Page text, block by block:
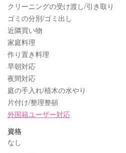
クリーニングの受け渡し/引き取り
ゴミの分別/ゴミ出し
近隣買い物
家庭料理
作り置き料理
早朝対応
夜間対応
庭の手入れ/植木の水やり
片付け/整理整頓
外国籍ユーザー対応
資格
なし